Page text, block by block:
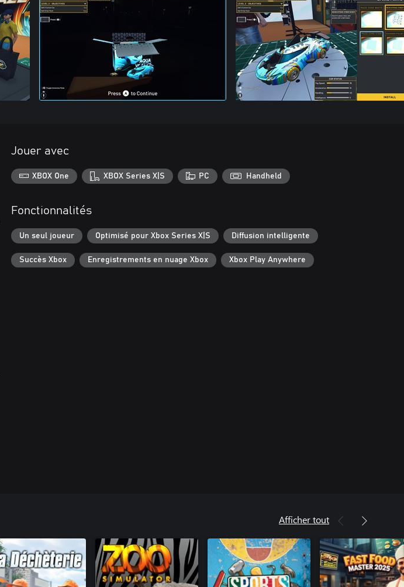
Jouer avec
XBOX One XBOX Series X|S PC Handheld
Fonctionnalités
Un seul joueur Optimisé pour Xbox Series X|S Diffusion intelligente
Succès Xbox Enregistrements en nuage Xbox Xbox Play Anywhere
Afficher tout